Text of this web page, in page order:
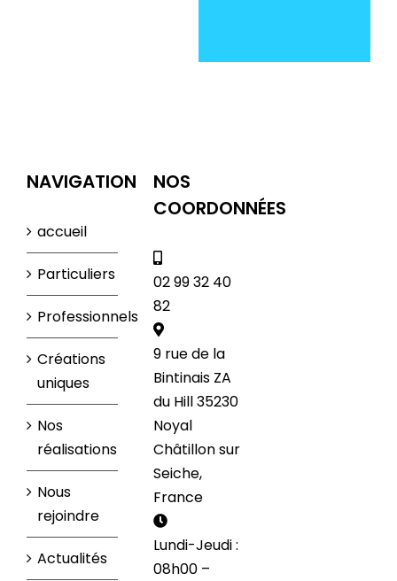
NAVIGATION
accueil
Particuliers
Professionnels
Créations
uniques
Nos
réalisations
Nous
rejoindre
Actualités
NOS
COORDONNÉES
02 99 32 40
82
9 rue de la
Bintinais ZA
du Hill 35230
Noyal
Châtillon sur
Seiche,
France
Lundi-Jeudi :
08h00 –